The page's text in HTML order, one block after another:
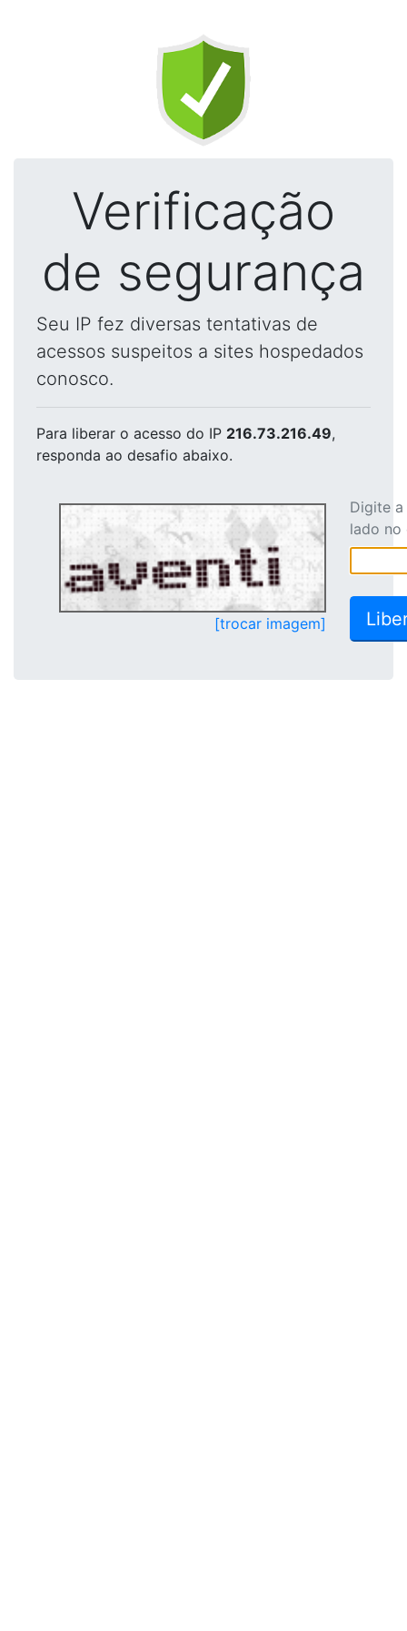
Verificação
de segurança
Seu IP fez diversas tentativas de
acessos suspeitos a sites hospedados
conosco.
Para liberar o acesso do IP 216.73.216.49,
responda ao desafio abaixo.
[trocar imagem]
Digite
lado no